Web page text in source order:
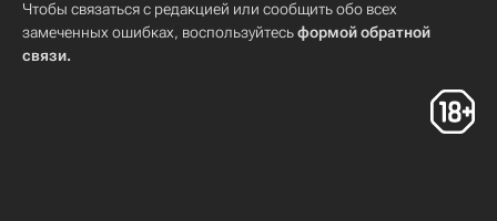
Чтобы связаться с редакцией или сообщить обо всех
замеченных ошибках, воспользуйтесьформой обратной
связи.